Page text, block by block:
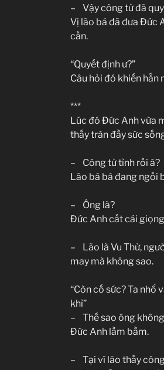
– Vậy công tử đã
Vị lão bá đã đưa Đức
cần.
“Quyết định ư?”
Câu hỏi đó khiến hắn
***
Lúc đó Đức Anh vừa
thấy tràn đầy sức
– Công tử tỉnh rồi à?
Lão bá bá đang ngồi
– Ông là?
Đức Anh cất cái
– Lão là Vu Thử,
may mà không sao.
“Còn cố sức? Ta nhổ
khỉ”
– Thế sao ông
Đức Anh lầm bầm.
– Tại vì lão thấy